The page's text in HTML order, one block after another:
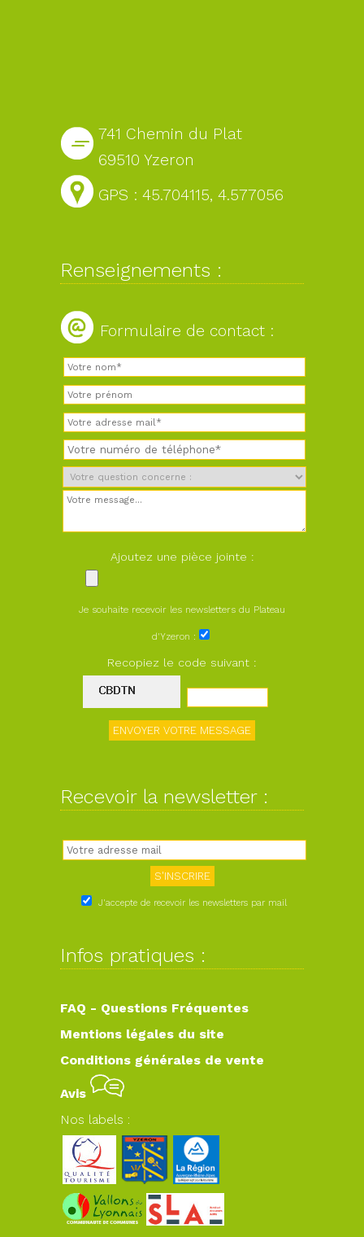
741 Chemin du Plat
69510 Yzeron
GPS : 45.704115, 4.577056
Renseignements :
Formulaire de contact :
Ajoutez une pièce jointe :
Je souhaite recevoir les newsletters du Plateau
d'Yzeron :
Recopiez le code suivant :
Recevoir la newsletter :
J'accepte de recevoir les newsletters par mail
Infos pratiques :
FAQ - Questions Fréquentes
Mentions légales du site
Conditions générales de vente
Avis
Nos labels :